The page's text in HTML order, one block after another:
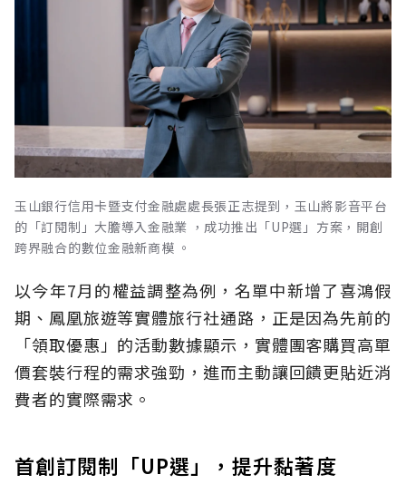
玉山銀行信用卡暨支付金融處處長張正志提到，玉山將影音平台
的「訂閱制」大膽導入金融業 ，成功推出「UP選」方案，開創
跨界融合的數位金融新商模 。
以今年7月的權益調整為例，名單中新增了喜鴻假
期、鳳凰旅遊等實體旅行社通路，正是因為先前的
「領取優惠」的活動數據顯示，實體團客購買高單
價套裝行程的需求強勁，進而主動讓回饋更貼近消
費者的實際需求。
首創訂閱制「UP選」，提升黏著度